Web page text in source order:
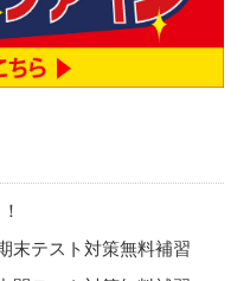
末テスト対策無料補習